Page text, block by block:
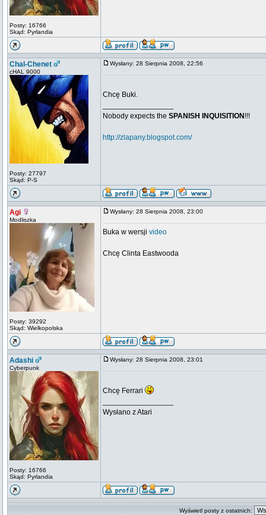
Posty: 16766
Skąd: Pyrlandia
Chal-Chenet
cHAL 9000
Posty: 27797
Skąd: P-S
Wysłany: 28 Sierpnia 2008, 22:56
Chcę Buki.
Nobody expects the SPANISH INQUISITION !!!
http://zlapany.blogspot.com/
Agi
Modliszka
Posty: 39292
Skąd: Wielkopolska
Wysłany: 28 Sierpnia 2008, 23:00
Buka w wersji video
Chcę Clinta Eastwooda
Adashi
Cyberpunk
Posty: 16766
Skąd: Pyrlandia
Wysłany: 28 Sierpnia 2008, 23:01
Chcę Ferrari
Wysłano z Atari
Wyświetl posty z ostatnich: